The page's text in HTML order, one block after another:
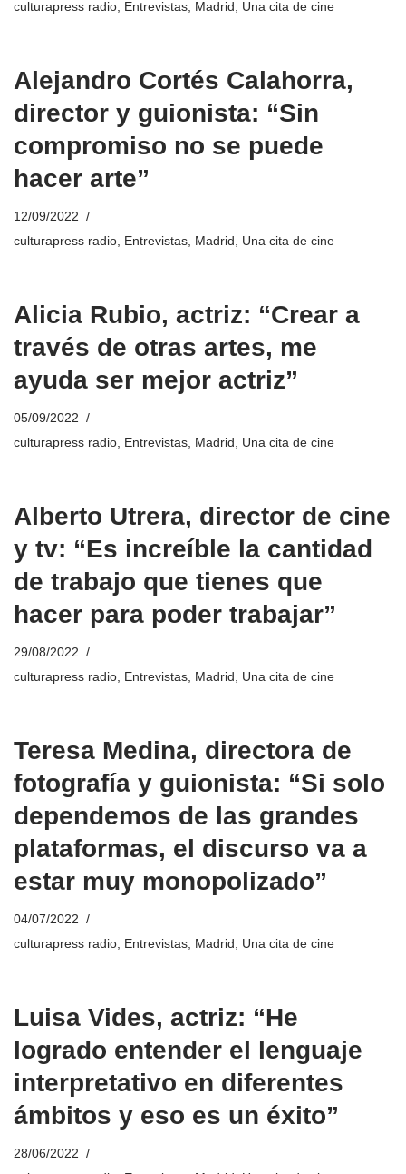
culturapress radio Entrevistas Madrid Una cita de cine
Alejandro Cortés Calahorra,
director y guionista: “Sin
compromiso no se puede
hacer arte”
12/09/2022
culturapress radio Entrevistas Madrid Una cita de cine
Alicia Rubio, actriz: “Crear a
través de otras artes, me
ayuda ser mejor actriz”
05/09/2022
culturapress radio Entrevistas Madrid Una cita de cine
Alberto Utrera, director de cine
y tv: “Es increíble la cantidad
de trabajo que tienes que
hacer para poder trabajar”
29/08/2022
culturapress radio Entrevistas Madrid Una cita de cine
Teresa Medina, directora de
fotografía y guionista: “Si solo
dependemos de las grandes
plataformas, el discurso va a
estar muy monopolizado”
04/07/2022
culturapress radio Entrevistas Madrid Una cita de cine
Luisa Vides, actriz: “He
logrado entender el lenguaje
interpretativo en diferentes
ámbitos y eso es un éxito”
28/06/2022